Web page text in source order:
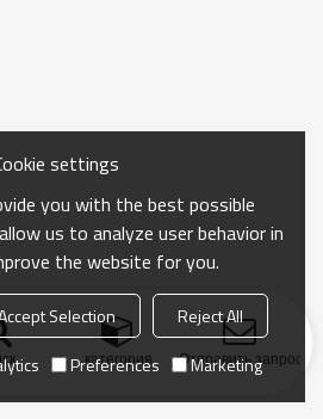
категория Отправить запрос
settings
you with the best possible
us to analyze user behavior in
the website for you.
Selection
Reject All
Preferences Marketing